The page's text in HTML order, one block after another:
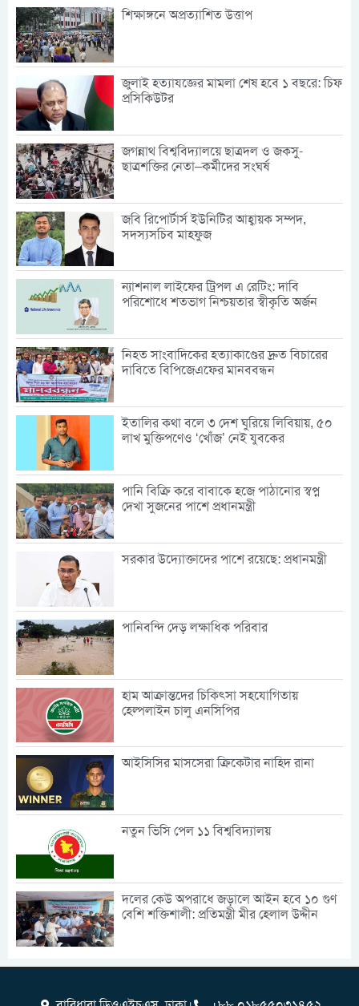
শিক্ষাঙ্গনে অপ্রত্যাশিত উত্তাপ
জুলাই হত্যাযজ্ঞের মামলা শেষ হবে ১ বছরে: চিফ
প্রসিকিউটর
জগন্নাথ বিশ্ববিদ্যালয়ে ছাত্রদল ও জকসু-
ছাত্রশক্তির নেতা–কর্মীদের সংঘর্ষ
জবি রিপোর্টার্স ইউনিটির আহ্বায়ক সম্পদ,
সদস্যসচিব মাহফুজ
ন্যাশনাল লাইফের ট্রিপল এ রেটিং: দাবি
পরিশোধে শতভাগ নিশ্চয়তার স্বীকৃতি অর্জন
নিহত সাংবাদিকের হত্যাকাণ্ডের দ্রুত বিচারের
দাবিতে বিপিজেএফের মানববন্ধন
ইতালির কথা বলে ৩ দেশ ঘুরিয়ে লিবিয়ায়, ৫০
লাখ মুক্তিপণেও ‘খোঁজ’ নেই যুবকের
পানি বিক্রি করে বাবাকে হজে পাঠানোর স্বপ্ন
দেখা সুজনের পাশে প্রধানমন্ত্রী
সরকার উদ্যোক্তাদের পাশে রয়েছে: প্রধানমন্ত্রী
পানিবন্দি দেড় লক্ষাধিক পরিবার
হাম আক্রান্তদের চিকিৎসা সহযোগিতায়
হেল্পলাইন চালু এনসিপির
আইসিসির মাসসেরা ক্রিকেটার নাহিদ রানা
নতুন ভিসি পেল ১১ বিশ্ববিদ্যালয়
দলের কেউ অপরাধে জড়ালে আইন হবে ১০ গুণ
বেশি শক্তিশালী: প্রতিমন্ত্রী মীর হেলাল উদ্দীন